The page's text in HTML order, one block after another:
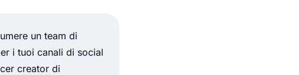
un team di
i tuoi canali di social
creator di